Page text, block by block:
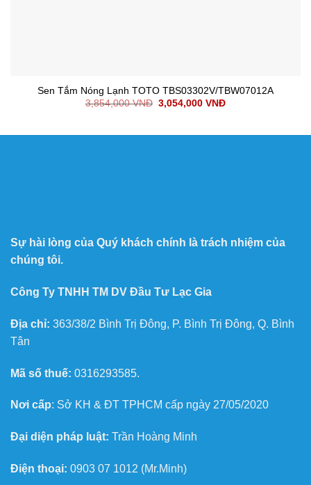
Sen Tắm Nóng Lạnh TOTO TBS03302V/TBW07012A
3,854,000VNĐ 3,054,000VNĐ
Sự hài lòng của Quý khách chính là trách nhiệm của
chúng tôi.
Công Ty TNHH TM DV Đầu Tư Lạc Gia
Địa chỉ: 363/38/2 Bình Trị Đông, P. Bình Trị Đông, Q. Bình
Tân
Mã số thuế: 0316293585.
Nơi cấp: Sở KH & ĐT TPHCM cấp ngày 27/05/2020
Đại diện pháp luật: Trần Hoàng Minh
Điện thoại: 0903 07 1012 (Mr.Minh)